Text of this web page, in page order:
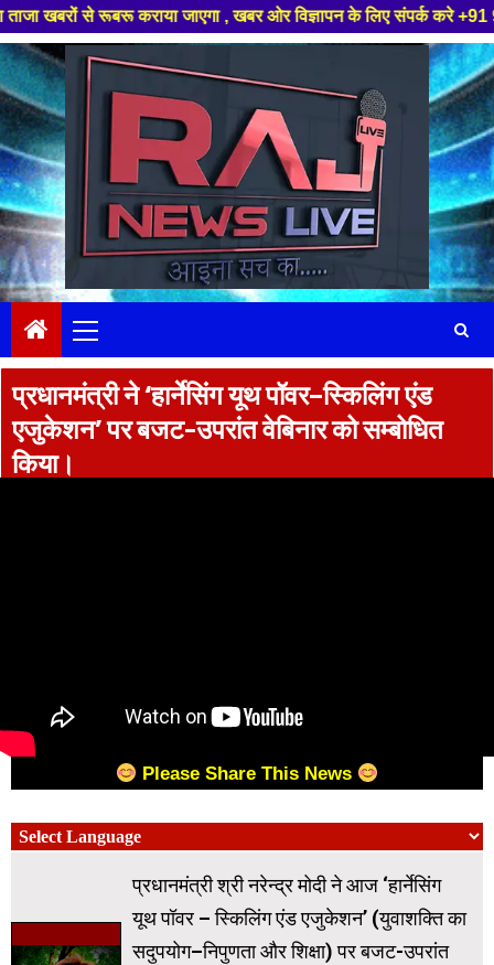
कराया जाएगा , खबर ओर विज्ञापन के लिए संपर्क करे +91 97826
Skip
to
content
Menu
प्रधानमंत्री ने ‘हार्नेसिंग यूथ पॉवर–स्किलिंग एंड
एजुकेशन’ पर बजट-उपरांत वेबिनार को सम्बोधित
किया।
Please Share This News
प्रधानमंत्री श्री नरेन्द्र मोदी ने आज ‘हार्नेसिंग
यूथ पॉवर – स्किलिंग एंड एजुकेशन’ (युवाशक्ति का
सदुपयोग–निपुणता और शिक्षा) पर बजट-उपरांत